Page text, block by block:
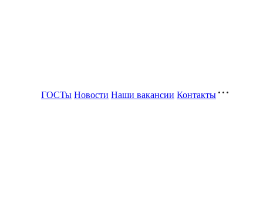
ГОСТы Новости Наши вакансии Контакты